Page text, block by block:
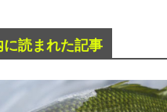
読まれた記事